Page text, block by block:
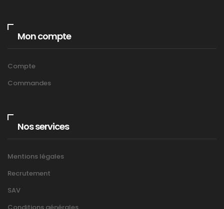
Mon compte
Compte
Commandes
Nos services
Mentions légales
Recrutement
SAV